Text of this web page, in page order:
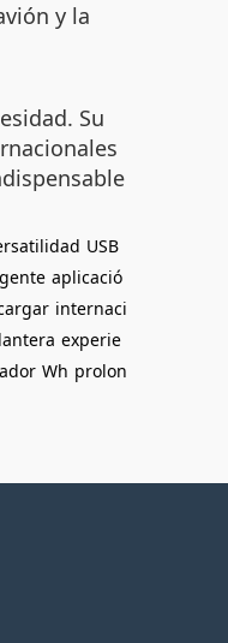
y la
Su
USB
aplicació
internaci
experie
Wh prolon